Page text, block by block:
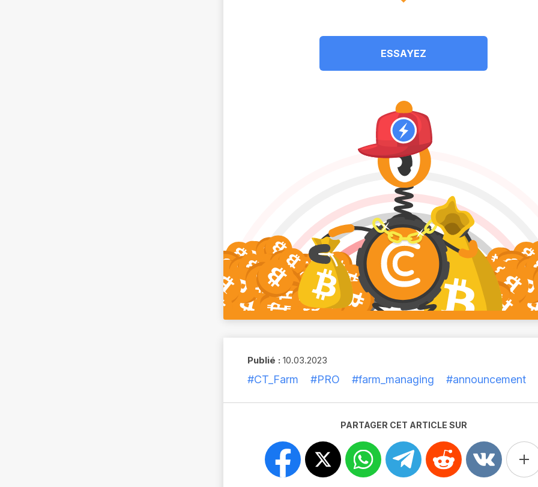
ESSAYEZ
Publié : 10.03.2023
#CT_Farm #PRO #farm_managing #announcement
PARTAGER CET ARTICLE SUR